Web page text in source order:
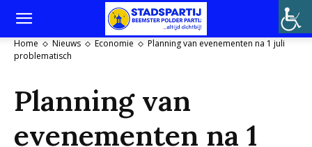
Home Nieuws Economie
Planning van evenementen na 1 juli
problematisch
Planning van
evenementen na 1